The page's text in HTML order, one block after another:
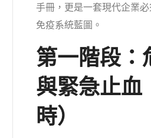
手冊，更是一套現代企業
免疫系統藍圖。
第一階段
與緊急止血
時）